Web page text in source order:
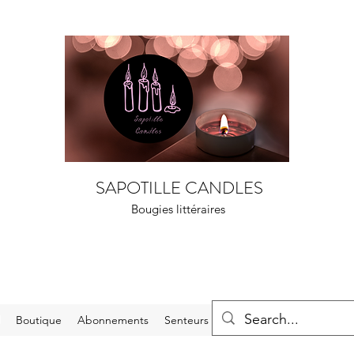
SAPOTILLE CANDLES
Bougies littéraires
Boutique Abonnements Senteurs Carte cadeau